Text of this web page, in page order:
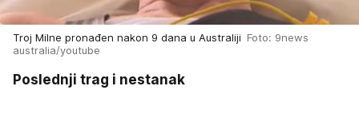
Troj Milne pronađen nakon 9 dana u Australiji Foto: 9news
australia/youtube
Poslednji trag i nestanak